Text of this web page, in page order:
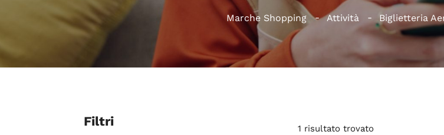
Marche Shopping Attività Biglietteria
Filtri 1 risultato trovato